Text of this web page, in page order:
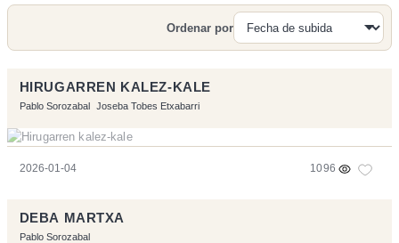
Buscar
Ordenar por
HIRUGARREN KALEZ-KALE
Pablo Sorozabal Joseba Tobes Etxabarri
2026-01-04 1096
DEBA MARTXA
Pablo Sorozabal